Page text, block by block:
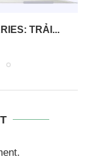
TRẢI...